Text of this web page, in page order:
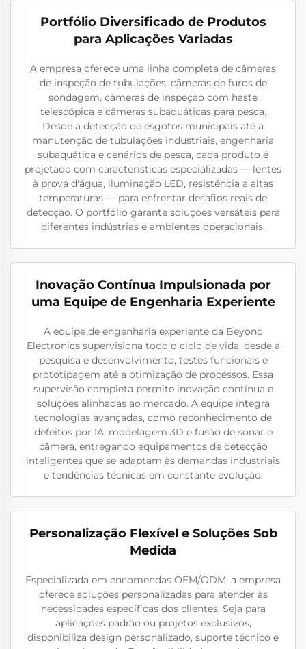
Portfólio Diversificado de Produtos
para Aplicações Variadas
A empresa oferece uma linha completa de câmeras
de inspeção de tubulações, câmeras de furos de
sondagem, câmeras de inspeção com haste
telescópica e câmeras subaquáticas para pesca.
Desde a detecção de esgotos municipais até a
manutenção de tubulações industriais, engenharia
subaquática e cenários de pesca, cada produto é
projetado com características especializadas — lentes
à prova d'água, iluminação LED, resistência a altas
temperaturas — para enfrentar desafios reais de
detecção. O portfólio garante soluções versáteis para
diferentes indústrias e ambientes operacionais.
Inovação Contínua Impulsionada por
uma Equipe de Engenharia Experiente
A equipe de engenharia experiente da Beyond
Electronics supervisiona todo o ciclo de vida, desde a
pesquisa e desenvolvimento, testes funcionais e
prototipagem até a otimização de processos. Essa
supervisão completa permite inovação contínua e
soluções alinhadas ao mercado. A equipe integra
tecnologias avançadas, como reconhecimento de
defeitos por IA, modelagem 3D e fusão de sonar e
câmera, entregando equipamentos de detecção
inteligentes que se adaptam às demandas industriais
e tendências técnicas em constante evolução.
Personalização Flexível e Soluções Sob
Medida
Especializada em encomendas OEM/ODM, a empresa
oferece soluções personalizadas para atender às
necessidades específicas dos clientes. Seja para
aplicações padrão ou projetos exclusivos,
disponibiliza design personalizado, suporte técnico e